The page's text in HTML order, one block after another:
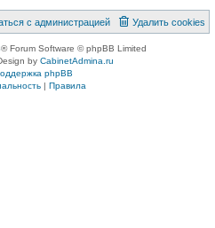
Удалить cookies
с администрацией
® Forum Software © phpBB Limited
by CabinetAdmina.ru
phpBB
| Правила